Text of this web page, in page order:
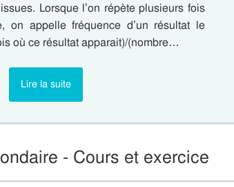
Lorsque l’on répète plusieurs fois
on appelle fréquence d’un résultat le
où ce résultat apparait)/(nombre…
Lire la suite
- Cours et exercice